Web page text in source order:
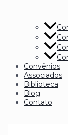
Convênios
Associados
Biblioteca
Blog
Contato